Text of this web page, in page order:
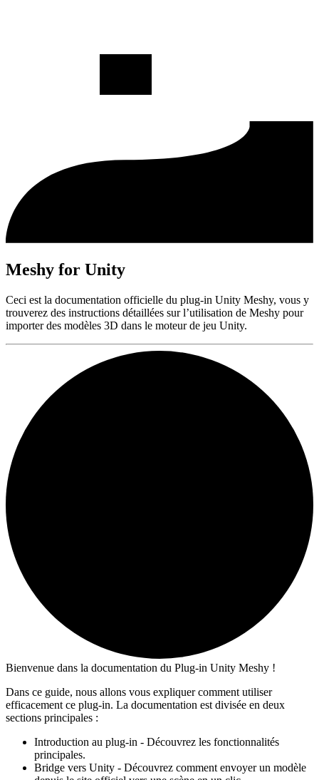
Meshy for Unity
Ceci est la documentation officielle du plug-in Unity Meshy, vous y
trouverez des instructions détaillées sur l’utilisation de Meshy pour
importer des modèles 3D dans le moteur de jeu Unity.
Bienvenue dans la documentation du Plug-in Unity Meshy !
Dans ce guide, nous allons vous expliquer comment utiliser
efficacement ce plug-in. La documentation est divisée en deux
sections principales :
Introduction au plug-in - Découvrez les fonctionnalités
principales.
Bridge vers Unity - Découvrez comment envoyer un modèle